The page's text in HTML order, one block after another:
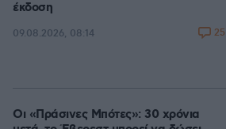
έκδοση
09.08.2026, 08:14 25
Οι «Πράσινες Μπότες»: 30 χρόνια